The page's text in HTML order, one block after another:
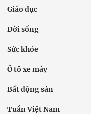
Giáo dục
Đời sống
Sức khỏe
Ô tô xe máy
Bất động sản
Tuần Việt Nam